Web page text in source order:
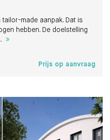
made aanpak. Dat is
hebben. De doelstelling
Prijs op aanvraag